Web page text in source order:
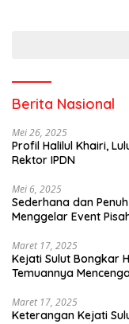
Berita Nasional
Mei 26, 2025
Profil Halilul Khairi,
Rektor IPDN
Mei 6, 2025
Sederhana dan
Menggelar Event
Maret 17, 2025
Kejati Sulut Bongkar
Temuannya
Maret 17, 2025
Keterangan Kejati